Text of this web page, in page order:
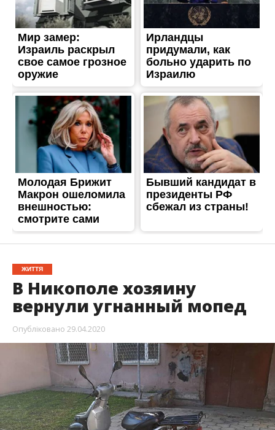
ЖИТТЯ
В Никополе хозяину
вернули угнанный мопед
Опубліковано 29.04.2020